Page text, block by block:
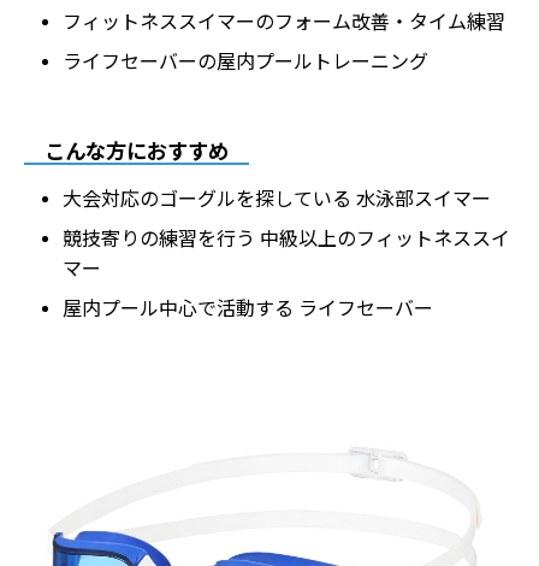
フィットネススイマーのフォーム改善・タイム練習
ライフセーバーの屋内プールトレーニング
こんな方におすすめ
大会対応のゴーグルを探している 水泳部スイマー
競技寄りの練習を行う 中級以上のフィットネススイ
マー
屋内プール中心で活動する ライフセーバー